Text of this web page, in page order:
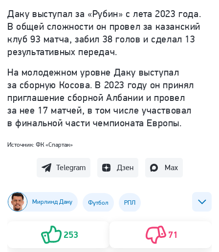
Даку выступал за «Рубин» с лета 2023 года.
В общей сложности он провел за казанский
клуб 93 матча, забил 38 голов и сделал 13
результативных передач.
На молодежном уровне Даку выступал
за сборную Косова. В 2023 году он принял
приглашение сборной Албании и провел
за нее 17 матчей, в том числе участвовал
в финальной части чемпионата Европы.
Источник: ФК «Спартак»
Telegram Дзен Max
Мирлинд Даку Футбол РПЛ
ФК Рубин (Казань) 253 71